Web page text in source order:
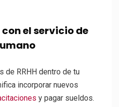
el servicio de
de RRHH dentro de tu
incorporar nuevos
y pagar sueldos.